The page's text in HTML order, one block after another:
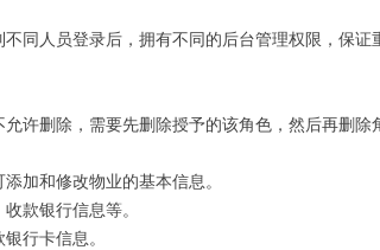
同人员登录后，拥有不同的后台管理权限，保证
许删除，需要先删除授予的该角色，然后再删除
加和修改物业的基本信息。
款银行信息等。
行卡信息。